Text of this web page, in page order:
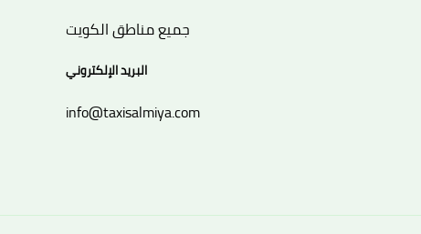
جميع مناطق الكويت
البريد الإلكتروني
info@taxisalmiya.com